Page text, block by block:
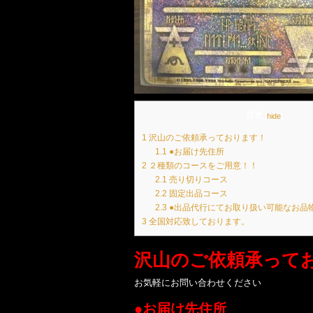
hide]
1 沢山のご依頼承っております！
1.1 ●お届け先住所
2 ２種類のコースをご用意！！
2.1 売り切りコース
2.2 固定出品コース
2.3 ●出品代行にてお取り扱い可能なお品
3 全国対応致しております。
沢山のご依頼承って
お気軽にお問い合わせください
●お届け先住所